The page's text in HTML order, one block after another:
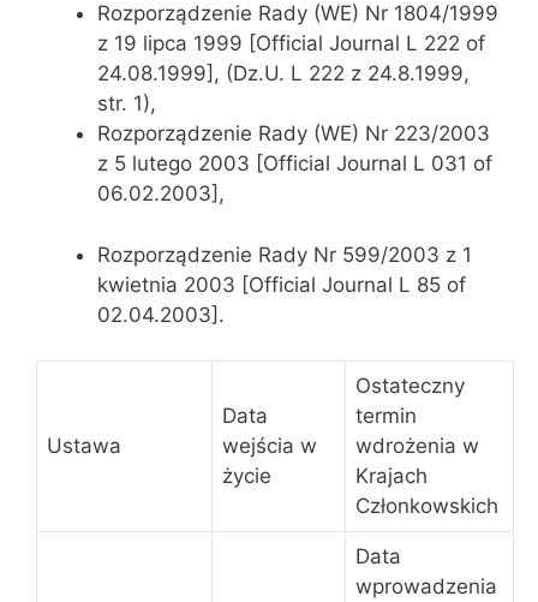
Rozporządzenie Rady (WE) Nr 1804/1999
z 19 lipca 1999 [Official Journal L 222 of
24.08.1999], (Dz.U. L 222 z 24.8.1999,
str. 1),
Rozporządzenie Rady (WE) Nr 223/2003
z 5 lutego 2003 [Official Journal L 031 of
06.02.2003],
Rozporządzenie Rady Nr 599/2003 z 1
kwietnia 2003 [Official Journal L 85 of
02.04.2003].
Ustawa
Data
wejścia w
życie
Ostateczny
termin
wdrożenia w
Krajach
Członkowskich
Data
wprowadzenia